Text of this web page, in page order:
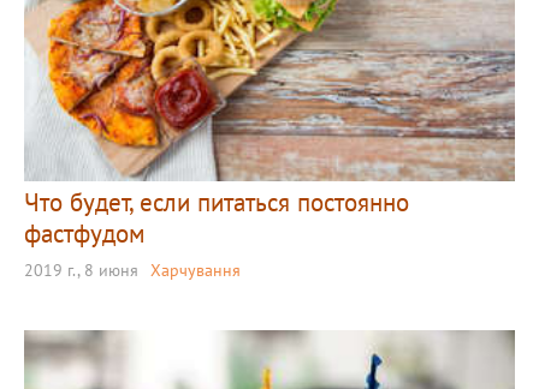
Что будет, если питаться постоянно
фастфудом
2019 г., 8 июня Харчування